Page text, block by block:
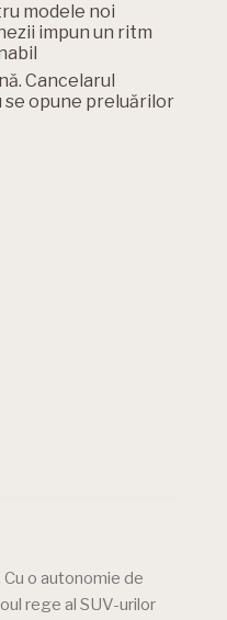
modele noi
impun un ritm
Cancelarul
se opune preluărilor
o autonomie de
rege al SUV-urilor